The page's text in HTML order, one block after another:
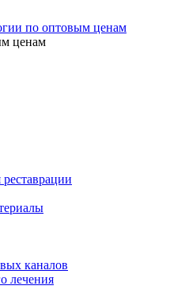
ценам
каналов
лечения